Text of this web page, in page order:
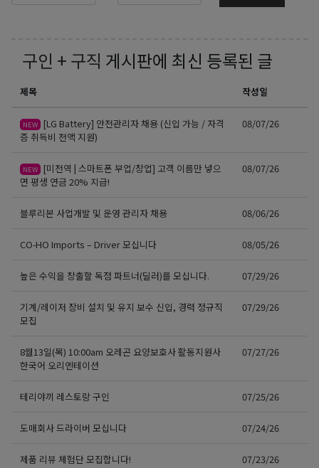
구인 + 구직 게시판에 최신 등록된 글
제목 작성일
NEW
[LG Battery] 안전관리자 채용 (신입 가능 / 자격
증 취득비 전액 지원)
08/07/26
NEW
[미전역 | 스마트폰 부업/창업] 고객 이름만 넣으
면 평생 연금 20% 지급!
08/07/26
블루리본 사업개발 및 운영 관리자 채용 08/06/26
CO-HO Imports – Driver 모십니다 08/05/26
높은 수익을 창출할 독점 파트너(딜러)를 모십니다. 07/29/26
기계/레이저 장비 설치 및 유지 보수 신입, 경력 정규직
모집
07/29/26
8월13일(목) 10:00am 오레곤 요양보호사 활동지원사
한국어 오리엔테이션
07/27/26
테리야끼 레스토랑 구인 07/25/26
도매회사 드라이버 모십니다 07/24/26
제품 리뷰 체험단 모집합니다! 07/23/26